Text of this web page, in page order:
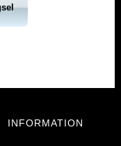
INFORMATION